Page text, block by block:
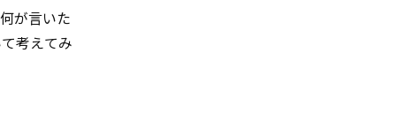
が言いた
考えてみ